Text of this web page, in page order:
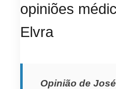
opiniões
Elvra
Opinião de